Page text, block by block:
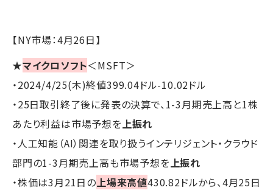
【NY市場：4月26日】
★マイクロソフト＜MSFT＞
・2024/4/25(木)終値399.04ドル-10.02ドル
・25日取引終了後に発表の決算で、1-3月期売上高と1株
あたり利益は市場予想を 上振れ
・人工知能（AI）関連を取り扱うインテリジェント・クラウド
部門の1-3月期売上高も市場予想を 上振れ
・株価は3月21日の 上場来高値430.82ドルから、4月25日